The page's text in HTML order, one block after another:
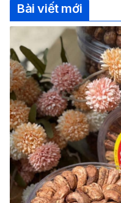
Bài viết mới